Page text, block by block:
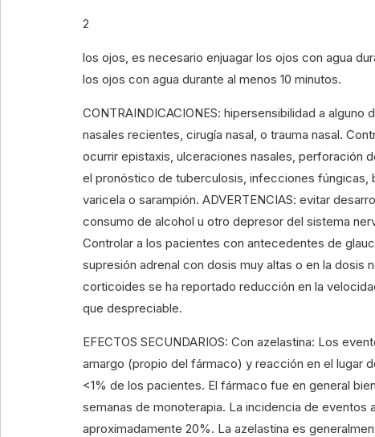
2
los ojos, es necesario enjuagar los ojos con agua
los ojos con agua durante al menos 10 minutos.
CONTRAINDICACIONES: hipersensibilidad a
nasales recientes, cirugía nasal, o trauma nasal.
ocurrir epistaxis, ulceraciones nasales, perforación
el pronóstico de tuberculosis, infecciones fúngicas,
varicela o sarampión. ADVERTENCIAS: evitar
consumo de alcohol u otro depresor del sistema
Controlar a los pacientes con antecedentes de
supresión adrenal con dosis muy altas o en la
corticoides se ha reportado reducción en la
que despreciable.
EFECTOS SECUNDARIOS: Con azelastina: Los
amargo (propio del fármaco) y reacción en el lugar
<1% de los pacientes. El fármaco fue en general
semanas de monoterapia. La incidencia de
aproximadamente 20%. La azelastina es